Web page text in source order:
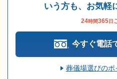
いう方も、お気軽
24時間365日
今すぐ電話
葬儀場選びのポ